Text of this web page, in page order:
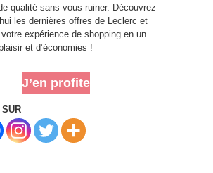
qualité sans vous ruiner. Découvrez
les dernières offres de Leclerc et
expérience de shopping en un
et d’économies !
J’en profite
SUR